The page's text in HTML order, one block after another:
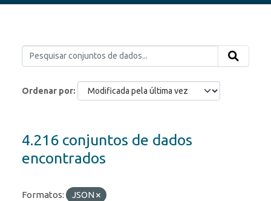
Ordenar por
4.216 conjuntos de dados
encontrados
Formatos: JSON